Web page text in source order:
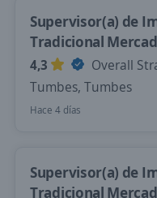
Supervisor(a) de
Tradicional
4,3
Overall
Tumbes, Tumbes
Hace 4 días
Supervisor(a) de
Tradicional